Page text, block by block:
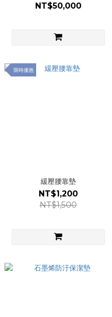
NT$50,000
限時優惠
緩壓腰靠墊
NT$1,200
NT$1,500